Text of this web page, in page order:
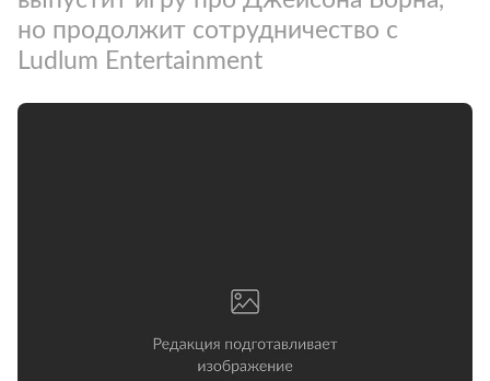
но продолжит сотрудничество с
Ludlum Entertainment